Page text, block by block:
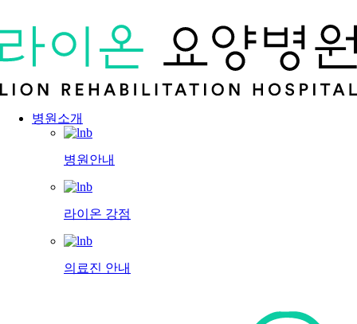
병원소개
병원안내
라이온 강점
의료진 안내